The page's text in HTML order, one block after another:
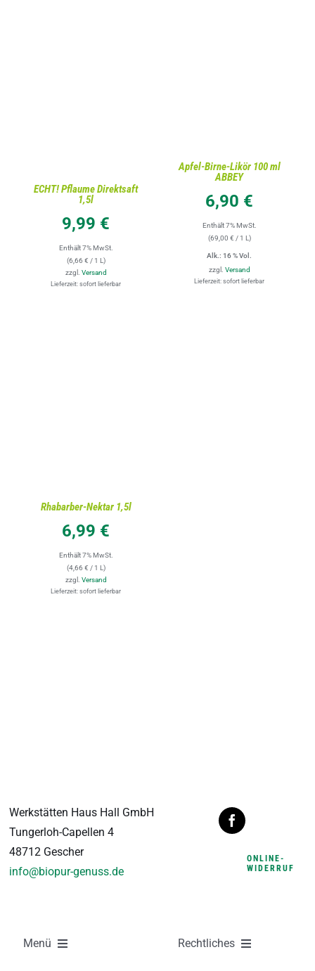
ECHT! Pflaume Direktsaft
1,5l
9,99 €
Enthält 7% MwSt.
(6,66 € / 1 L)
zzgl. Versand
Lieferzeit: sofort lieferbar
Apfel-Birne-Likör 100 ml
ABBEY
6,90 €
Enthält 7% MwSt.
(69,00 € / 1 L)
Alk.: 16 % Vol.
zzgl. Versand
Lieferzeit: sofort lieferbar
Rhabarber-Nektar 1,5l
6,99 €
Enthält 7% MwSt.
(4,66 € / 1 L)
zzgl. Versand
Lieferzeit: sofort lieferbar
Werkstätten Haus Hall GmbH
Tungerloh-Capellen 4
48712 Gescher
info@biopur-genuss.de
Menü Rechtliches
ONLINE-
WIDERRUF